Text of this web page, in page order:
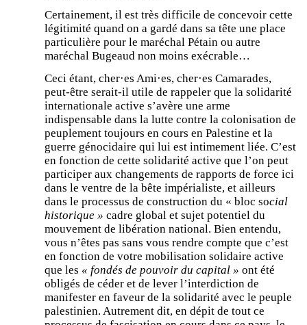
Certainement, il est très difficile de concevoir cette
légitimité quand on a gardé dans sa tête une place
particulière pour le maréchal Pétain ou autre
maréchal Bugeaud non moins exécrable…
Ceci étant, cher·es Ami·es, cher·es Camarades,
peut-être serait-il utile de rappeler que la solidarité
internationale active s’avère une arme
indispensable dans la lutte contre la colonisation de
peuplement toujours en cours en Palestine et la
guerre génocidaire qui lui est intimement liée. C’est
en fonction de cette solidarité active que l’on peut
participer aux changements de rapports de force ici
dans le ventre de la bête impérialiste, et ailleurs
dans le processus de construction du « bloc social
historique » cadre global et sujet potentiel du
mouvement de libération national. Bien entendu,
vous n’êtes pas sans vous rendre compte que c’est
en fonction de votre mobilisation solidaire active
que les « fondés de pouvoir du capital » ont été
obligés de céder et de lever l’interdiction de
manifester en faveur de la solidarité avec le peuple
palestinien. Autrement dit, en dépit de tout ce